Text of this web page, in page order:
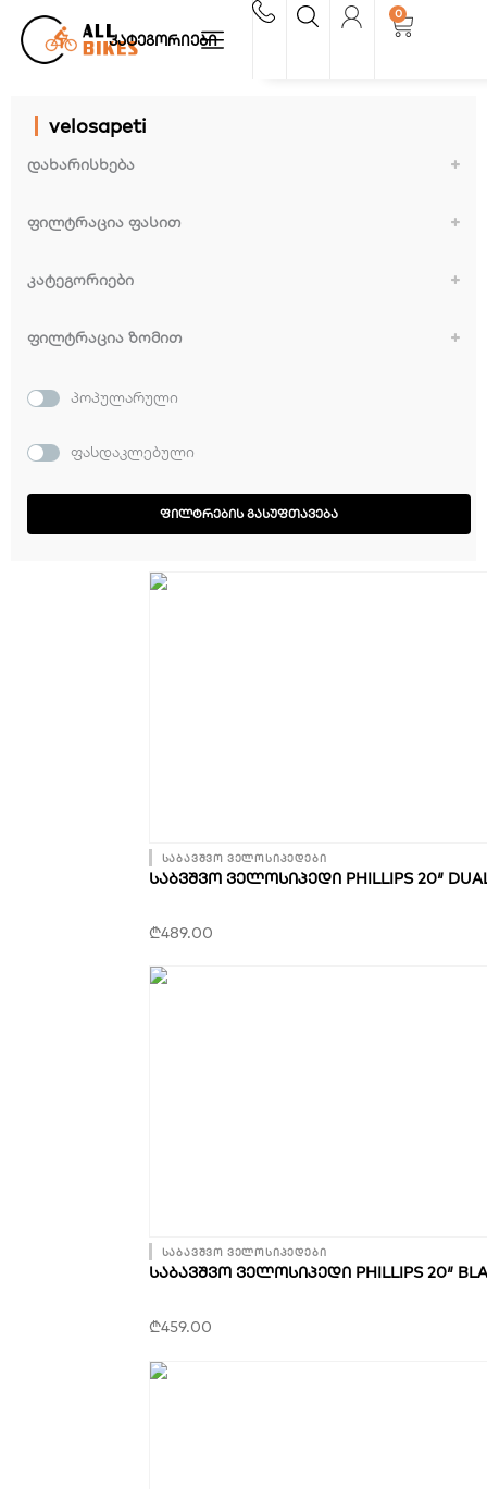
content
კატეგორიები
0
Cart
velosapeti
დახარისხება
ფილტრაცია ფასით
კატეგორიები
ფილტრაცია ზომით
16"
28"
პოპულარული
ფასდაკლებული
ᲤᲘᲚᲢᲠᲔᲑᲘᲡ ᲒᲐᲡᲣᲤᲗᲐᲕᲔᲑᲐ
საბავშვო ველოსიპედები
ᲡᲐᲑᲕᲨᲕᲝ ᲕᲔᲚᲝᲡᲘᲞᲔᲓᲘ PHILLIPS 20″ DUAL
₾489.00
საბავშვო ველოსიპედები
ᲡᲐᲑᲐᲕᲨᲕᲝ ᲕᲔᲚᲝᲡᲘᲞᲔᲓᲘ PHILLIPS 20″
₾459.00